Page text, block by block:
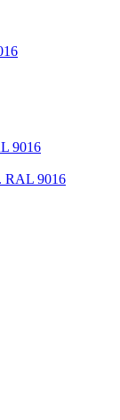
9016
RAL 9016